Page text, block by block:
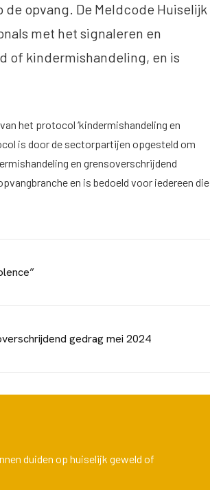
opvang. De Meldcode Huiselijk
met het signaleren en
of kindermishandeling, en is
het protocol ‘kindermishandeling en
is door de sectorpartijen opgesteld om
en grensoverschrijdend
en is bedoeld voor iedereen die
gedrag mei 2024
duiden op huiselijk geweld of